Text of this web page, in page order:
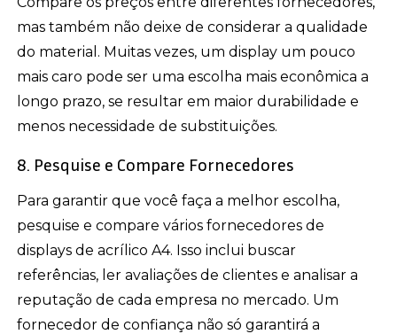
mas também não deixe de considerar a qualidade
do material. Muitas vezes, um display um pouco
mais caro pode ser uma escolha mais econômica a
longo prazo, se resultar em maior durabilidade e
menos necessidade de substituições.
8. Pesquise e Compare Fornecedores
Para garantir que você faça a melhor escolha,
pesquise e compare vários fornecedores de
displays de acrílico A4. Isso inclui buscar
referências, ler avaliações de clientes e analisar a
reputação de cada empresa no mercado. Um
fornecedor de confiança não só garantirá a